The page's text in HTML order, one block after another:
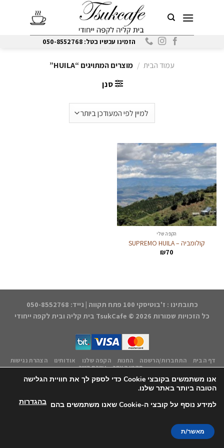
הזמינו עכשיו בטל: 050-8552768
עמוד הבית / מוצרים המתויגים “HUILA”
סנן
הקפה שלי
קולומביה – SUPREMO HUILA
₪70
כתובתינו : ז'בוטיסקי 100 פתח תקווה | נייד: 050-8552768
כל הזכויות שמורות 2026 ©
TsukCafe בית קליה ובית לקפה ייחודי
דף הבית התחברות/הרשמה החנות הקפה שלנו אודותינו
הצהרת נגישות
תקנון האתר
יצירת קשר
עיצוב אחסון ותחזוקה - קובי משיח Msite
אנו משתמשים בקובצי Cookie כדי לספק לך את חוויית הגלישה
הטובה ביותר באתר שלנו.
למידע נוסף על קובצי ה-Cookie שאנו משתמשים בהם
בהגדרות
מאשר/ת